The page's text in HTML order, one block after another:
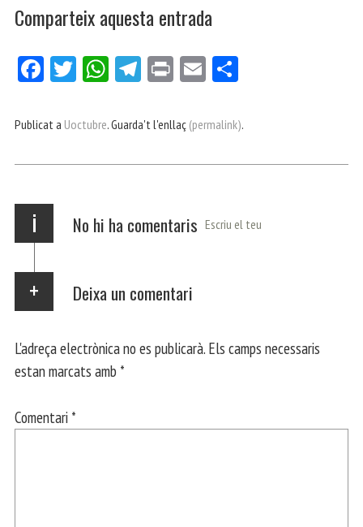
Comparteix aquesta entrada
Fa
bo
Tw
er
W
ts
p
Te
gr
m
Pri E
ail pa
ei
Publicat a Uoctubre. Guarda't l'enllaç (permalink).
i No hi ha comentaris Escriu el teu
Deixa un comentari
L'adreça electrònica no es publicarà. Els camps necessaris
estan marcats amb *
Comentari *